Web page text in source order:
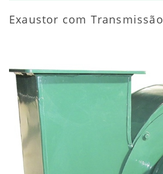
Exaustor com Transmissão